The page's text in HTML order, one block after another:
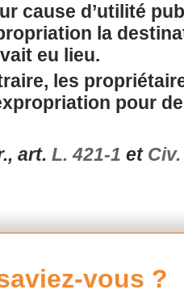
cause d’utilité
la
eu lieu.
les
pour
art. L. 421-1 et
vous ?